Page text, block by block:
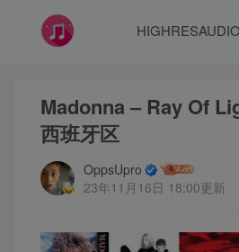
HIGHRESAUDIO
Madonna – Ray Of
西班牙区
OppsUpro
23年11月16日 18:00更新